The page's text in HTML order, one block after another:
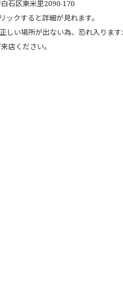
石区東米里2090-170
ックすると詳細が見れます。
しい場所が出ない為、恐れ入りま
店ください。